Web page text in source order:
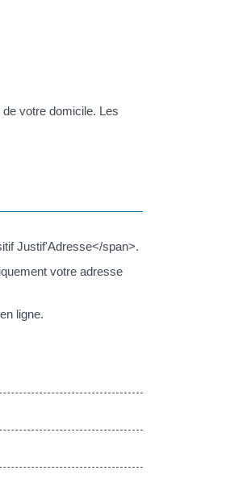
votre domicile. Les
Justif'Adresse</span>.
votre adresse
ligne.